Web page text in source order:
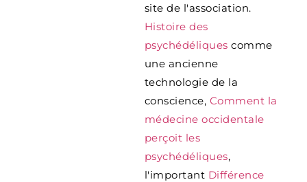
site de l'association.
Histoire des
psychédéliques comme
une ancienne
technologie de la
conscience, Comment la
médecine occidentale
perçoit les
psychédéliques,
l'important Différence